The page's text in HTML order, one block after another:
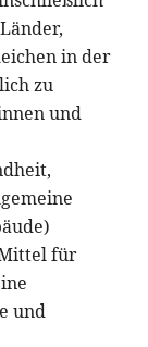
in der
zu
und
für
und